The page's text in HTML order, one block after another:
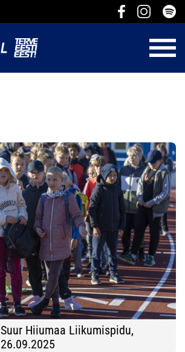
Suur Hiiumaa Liikumispidu,
26.09.2025